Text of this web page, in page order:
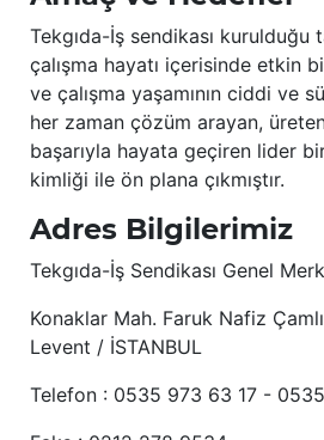
Tekgıda-İş sendikası
çalışma hayatı içerisinde etkin
ve çalışma yaşamının ciddi ve
her zaman çözüm arayan,
başarıyla hayata geçiren lider
kimliği ile ön plana çıkmıştır.
Adres Bilgilerimiz
Tekgıda-İş Sendikası Genel
Konaklar Mah. Faruk Nafiz
Levent / İSTANBUL
Telefon : 0535 973 63 17 -